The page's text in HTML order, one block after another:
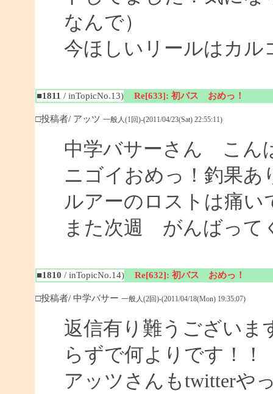
なんで）
今ほしいリールはカル
■1811 / inTopicNo.13) Re[633]: 初バス おめっ！
□投稿者/ アッツ 一般人(1回)-(2011/04/23(Sat) 22:55:11)
中学バサーさん こん
ニゴイおめっ！釣果あ
ルアーのロストは痛い
また次週 がんばって
■1810 / inTopicNo.14) Re[632]: 初バス おめっ！
□投稿者/ 中学バサー 一般人(2回)-(2011/04/18(Mon) 19:35:07)
返信有り難うございま
らずで何よりです！！
アッツさんもtwitterや